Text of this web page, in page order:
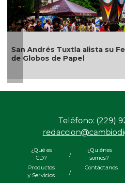
¿Con o sin espuma?
Teléfono: (229)
¿Qué es
CD?
/
¿Quiénes
somos?
Productos
y Servicios
/
Contáctanos